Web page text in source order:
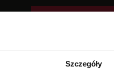
Szczegóły